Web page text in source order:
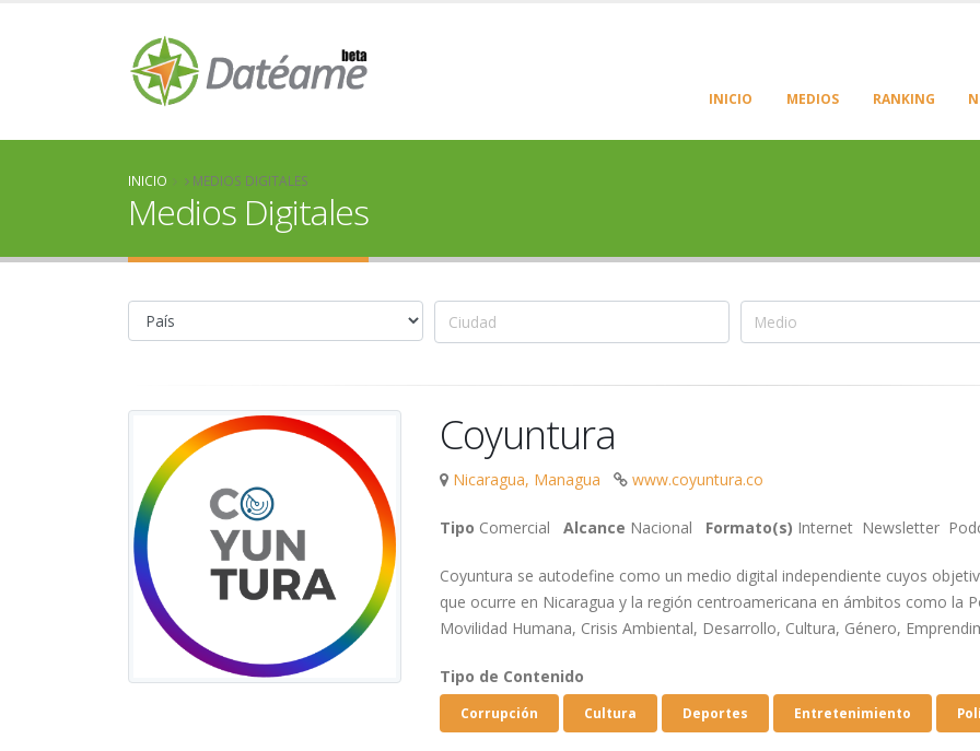
INICIO MEDIOS RANKING
INICIO MEDIOS DIGITALES
Medios Digitales
Coyuntura
Nicaragua, Managua www.coyuntura.co
Tipo Comercial Alcance Nacional Formato(s) Internet Newsletter
Coyuntura se autodefine como un medio digital independiente cuyos
que ocurre en Nicaragua y la región centroamericana en ámbitos como la
Movilidad Humana, Crisis Ambiental, Desarrollo, Cultura, Género,
Tipo de Contenido
Corrupción Cultura Deportes Entretenimiento